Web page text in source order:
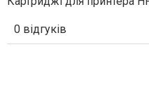
0 відгуків